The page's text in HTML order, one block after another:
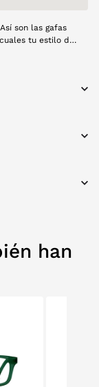
son las gafas
tu estilo de
seguir siendo
han